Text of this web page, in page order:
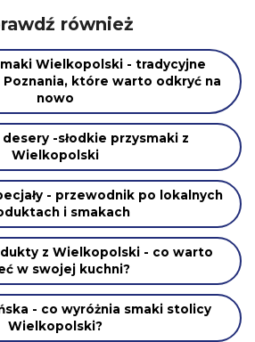
również
Wielkopolski - tradycyjne
które warto odkryć na
nowo
-słodkie przysmaki z
Wielkopolski
- przewodnik po lokalnych
i smakach
z Wielkopolski - co warto
w swojej kuchni?
- co wyróżnia smaki stolicy
Wielkopolski?